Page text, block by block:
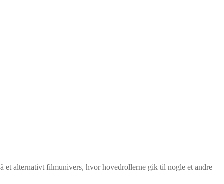
alternativt filmunivers, hvor hovedrollerne gik til nogle et andre